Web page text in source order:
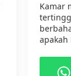
Kamar
apakah